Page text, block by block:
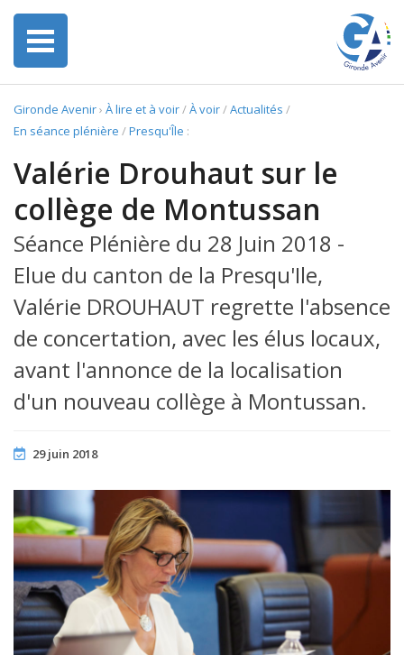
Gironde Avenir› À lire et à voir/À voir/Actualités /
En séance plénière /Presqu'Île :
Valérie Drouhaut sur le
collège de Montussan
Séance Plénière du 28 Juin 2018 -
Elue du canton de la Presqu'Ile,
Valérie DROUHAUT regrette l'absence
de concertation, avec les élus locaux,
avant l'annonce de la localisation
d'un nouveau collège à Montussan.
29 juin 2018